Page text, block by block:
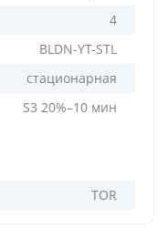
4
BLDN-YT-STL
стационарная
S3 20%–10 мин
TOR